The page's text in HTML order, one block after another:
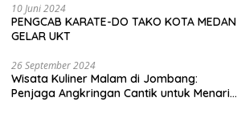
10 Juni 2024
PENGCAB KARATE-DO TAKO KOTA MEDAN
GELAR UKT
26 September 2024
Wisata Kuliner Malam di Jombang:
Penjaga Angkringan Cantik untuk Menarik